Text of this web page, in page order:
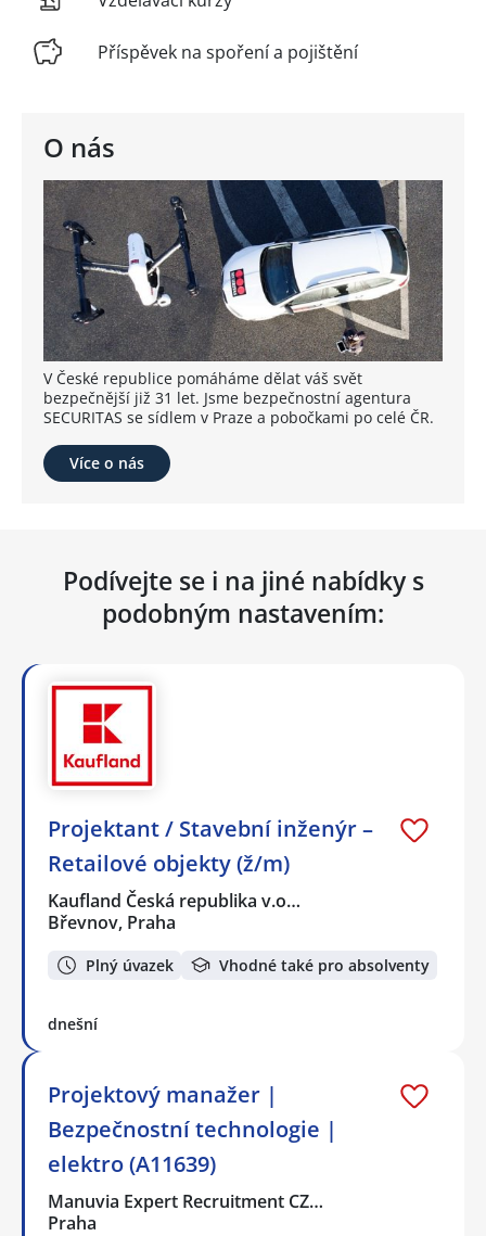
O nás
V České republice pomáháme dělat váš svět
bezpečnější již 31 let. Jsme bezpečnostní agentura
SECURITAS se sídlem v Praze a pobočkami po celé ČR.
Více o nás
Příspěvek na spoření a pojištění
Podívejte se i na jiné nabídky s
podobným nastavením:
Projektant / Stavební inženýr –
Retailové objekty (ž/m)
Kaufland Česká republika v.o…
Břevnov, Praha
Plný úvazek Vhodné také pro absolventy
dnešní
Projektový manažer |
Bezpečnostní technologie |
elektro (A11639)
Manuvia Expert Recruitment CZ…
Praha